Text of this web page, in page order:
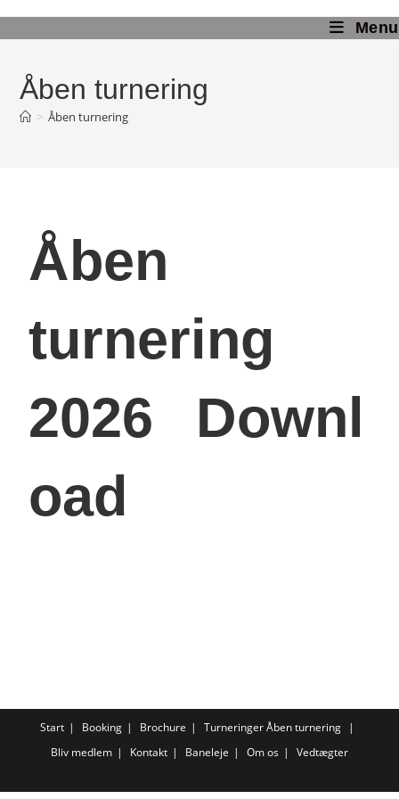
Menu
Åben turnering
> Åben turnering
Åben
turnering
2026
Downl
oad
Start Booking Brochure TurneringerÅben turnering
Bliv medlem
Kontakt Baneleje Om os Vedtægter